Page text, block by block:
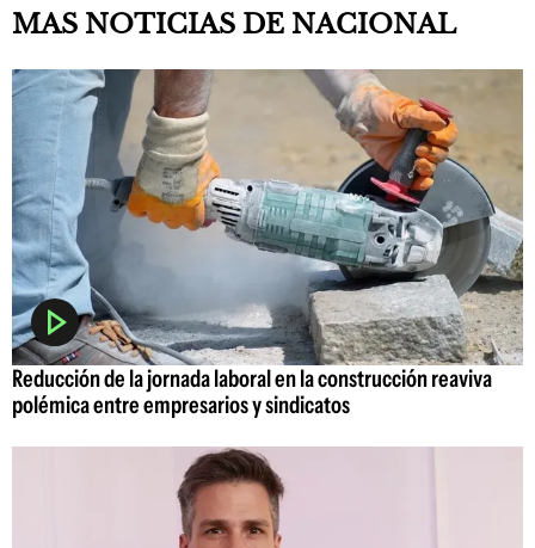
MAS NOTICIAS DE NACIONAL
Reducción de la jornada laboral en la construcción reaviva
polémica entre empresarios y sindicatos